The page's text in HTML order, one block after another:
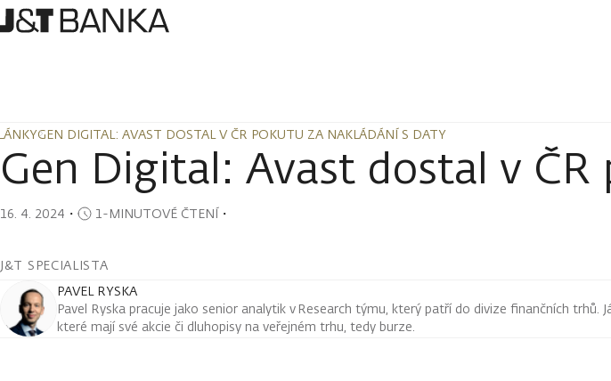
GEN DIGITAL: AVAST DOSTAL V ČR POKUTU ZA NAKLÁDÁNÍ S DATY
GEN DIGITAL: AVAST DOSTAL V ČR POKUTU ZA NAKLÁDÁNÍ S DATY
Gen Digital: Avast dostal v
16. 4. 2024 ・ 1-MINUTOVÉ ČTENÍ・
J&T SPECIALISTA
PAVEL RYSKA
Pavel Ryska pracuje jako senior analytik v Research týmu, který patří do divize finančních trhů.
které mají své akcie či dluhopisy na veřejném trhu, tedy burze.